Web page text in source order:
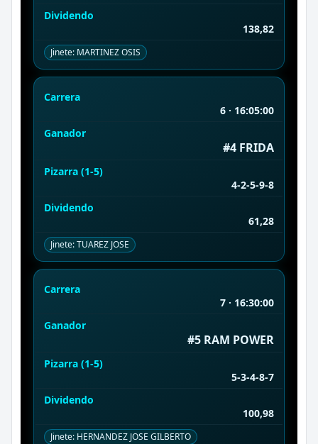
Dividendo
138,82
Jinete: MARTINEZ OSIS
Carrera
6 · 16:05:00
Ganador
#4 FRIDA
Pizarra (1-5)
4-2-5-9-8
Dividendo
61,28
Jinete: TUAREZ JOSE
Carrera
7 · 16:30:00
Ganador
#5 RAM POWER
Pizarra (1-5)
5-3-4-8-7
Dividendo
100,98
Jinete: HERNANDEZ JOSE GILBERTO